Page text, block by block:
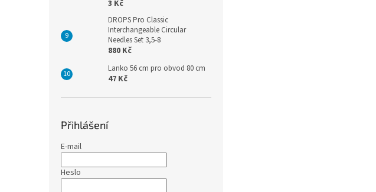
3 Kč
DROPS Pro Classic
Interchangeable Circular
Needles Set 3,5-8
880 Kč
Lanko 56 cm pro obvod 80 cm
47 Kč
Přihlášení
E-mail
Heslo